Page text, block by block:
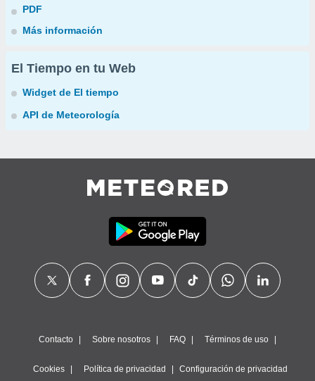
PDF
Más información
El Tiempo en tu Web
Widget de El tiempo
API de Meteorología
Contacto Sobre nosotros FAQ Términos de uso
Cookies Política de privacidad Configuración de privacidad